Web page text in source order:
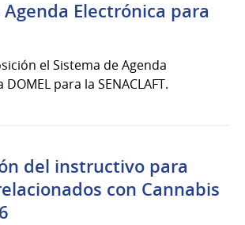
Electrónica para
el Sistema de Agenda
para la SENACLAFT.
del instructivo para
con Cannabis